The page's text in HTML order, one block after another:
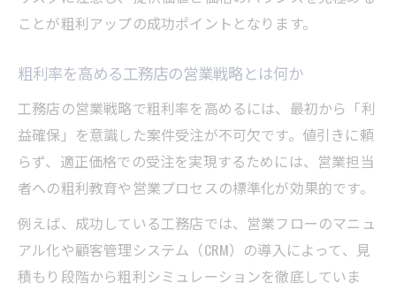
ことが粗利アップの成功ポイントとなります。
粗利率を高める工務店の営業戦略とは何か
工務店の営業戦略で粗利率を高めるには、最初から「利
益確保」を意識した案件受注が不可欠です。値引きに頼
らず、適正価格での受注を実現するためには、営業担当
者への粗利教育や営業プロセスの標準化が効果的です。
例えば、成功している工務店では、営業フローのマニュ
アル化や顧客管理システム（CRM）の導入によって、見
積もり段階から粗利シミュレーションを徹底していま